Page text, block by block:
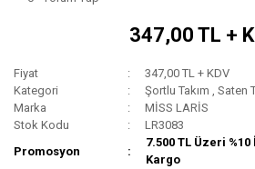
347,00 TL +
Fiyat
347,00 TL + KDV
Kategori
Şortlu Takım ,Saten
Marka
MİSS LARİS
Stok Kodu
LR3083
Promosyon
7.500 TL Üzeri
Kargo